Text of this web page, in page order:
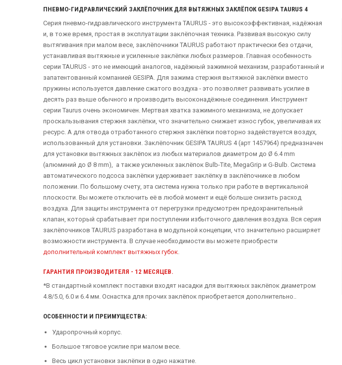
ПНЕВМО-ГИДРАВЛИЧЕСКИЙ ЗАКЛЁПОЧНИК ДЛЯ ВЫТЯЖНЫХ ЗАКЛЁПОК GESIPA TAURUS 4
Серия пневмо-гидравлического инструмента TAURUS - это высокоэффективная, надёжная
и, в тоже время, простая в эксплуатации заклёпочная техника. Развивая высокую силу
вытягивания при малом весе, заклёпочники TAURUS работают практически без отдачи,
устанавливая вытяжные и усиленные заклёпки любых размеров. Главная особенность
серии TAURUS - это не имеющий аналогов, надёжный зажимной механизм, разработанный и
запатентованный компанией GESIPA. Для зажима стержня вытяжной заклёпки вместо
пружины используется давление сжатого воздуха - это позволяет развивать усилие в
десять раз выше обычного и производить высоконадёжные соединения. Инструмент
серии Taurus очень экономичен. Мертвая хватка зажимного механизма, не допускает
проскальзывания стержня заклёпки, что значительно снижает износ губок, увеличивая их
ресурс. А для отвода отработанного стержня заклёпки повторно задействуется воздух,
использованный для установки. Заклёпочник GESIPA TAURUS 4 (арт 1457964) предназначен
для установки вытяжных заклёпок из любых материалов диаметром до Ø 6.4 mm
(алюминий до Ø 8 mm), а также усиленных заклёпок Bulb-Tite, MegaGrip и G-Bulb. Система
автоматического подсоса заклёпки удерживает заклёпку в заклёпочнике в любом
положении. По большому счету, эта система нужна только при работе в вертикальной
плоскости. Вы можете отключить её в любой момент и ещё больше снизить расход
воздуха. Для защиты инструмента от перегрузки предусмотрен предохранительный
клапан, который срабатывает при поступлении избыточного давления воздуха. Вся серия
заклёпочников TAURUS разработана в модульной концепции, что значительно расширяет
возможности инструмента. В случае необходимости вы можете приобрести
дополнительный комплект вытяжных губок.
ГАРАНТИЯ ПРОИЗВОДИТЕЛЯ - 12 МЕСЯЦЕВ.
*В стандартный комплект поставки входят насадки для вытяжных заклёпок диаметром
4.8/5.0, 6.0 и 6.4 мм. Оснастка для прочих заклёпок приобретается дополнительно..
ОСОБЕННОСТИ И ПРЕИМУЩЕСТВА:
Ударопрочный корпус.
Большое тяговое усилие при малом весе.
Весь цикл установки заклёпки в одно нажатие.